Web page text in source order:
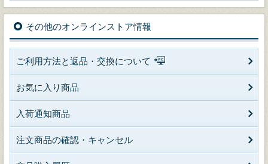
その他のオンラインストア情報
ご利用方法と返品・交換について
お気に入り商品
入荷通知商品
注文商品の確認・キャンセル